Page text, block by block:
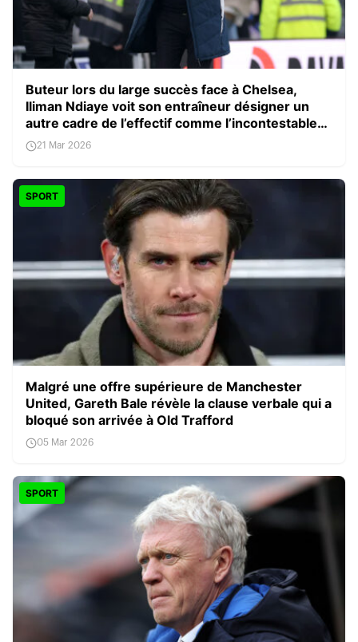
Buteur lors du large succès face à Chelsea,
Iliman Ndiaye voit son entraîneur désigner un
autre cadre de l’effectif comme l’incontestable
homme du match
21 Mar 2026
SPORT
Malgré une offre supérieure de Manchester
United, Gareth Bale révèle la clause verbale qui a
bloqué son arrivée à Old Trafford
05 Mar 2026
SPORT